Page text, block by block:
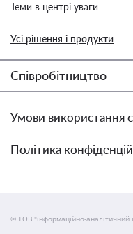
Теми в центрі уваги
Усі рішення і продукти
Співробітництво
Умови використання
Політика
© ТОВ "інформаційно-аналітичний